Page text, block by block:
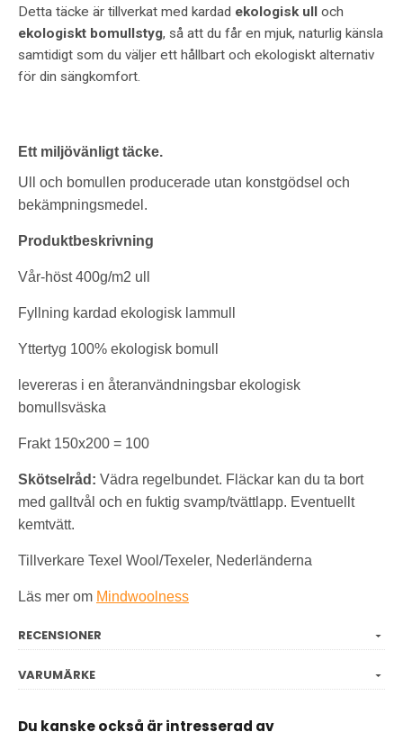
Detta täcke är tillverkat med kardad ekologisk ull och
ekologiskt bomullstyg, så att du får en mjuk, naturlig känsla
samtidigt som du väljer ett hållbart och ekologiskt alternativ
för din sängkomfort.
Ett miljövänligt täcke.
Ull och bomullen producerade utan konstgödsel och
bekämpningsmedel.
Produktbeskrivning
Vår-höst 400g/m2 ull
Fyllning kardad ekologisk lammull
Yttertyg 100% ekologisk bomull
levereras i en återanvändningsbar ekologisk
bomullsväska
Frakt 150x200 = 100
Skötselråd: Vädra regelbundet. Fläckar kan du ta bort
med galltvål och en fuktig svamp/tvättlapp. Eventuellt
kemtvätt.
Tillverkare Texel Wool/Texeler, Nederländerna
Läs mer om Mindwoolness
RECENSIONER
VARUMÄRKE
Du kanske också är intresserad av